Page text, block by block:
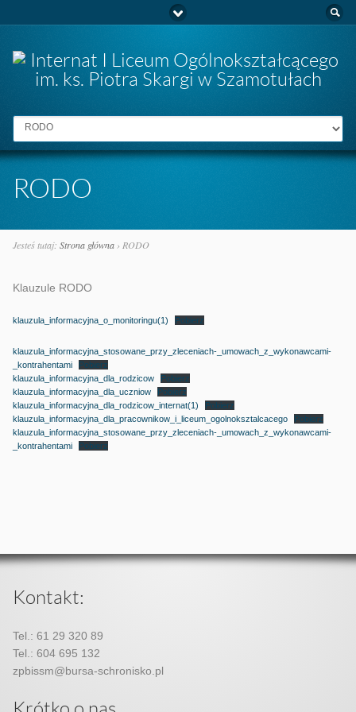
Idź do:
RODO
Jesteś tutaj: Strona główna› RODO
Klauzule RODO
klauzula_informacyjna_o_monitoringu(1) Pobierz
klauzula_informacyjna_stosowane_przy_zleceniach-_umowach_z_wykonawcami-
_kontrahentami
Pobierz
klauzula_informacyjna_dla_rodzicow
Pobierz
klauzula_informacyjna_dla_uczniow
Pobierz
klauzula_informacyjna_dla_rodzicow_internat(1)
Pobierz
klauzula_informacyjna_dla_pracownikow_i_liceum_ogolnoksztalcacego
Pobierz
klauzula_informacyjna_stosowane_przy_zleceniach-_umowach_z_wykonawcami-
_kontrahentami
Pobierz
Kontakt:
Tel.: 61 29 320 89
Tel.: 604 695 132
zpbissm@bursa-schronisko.pl